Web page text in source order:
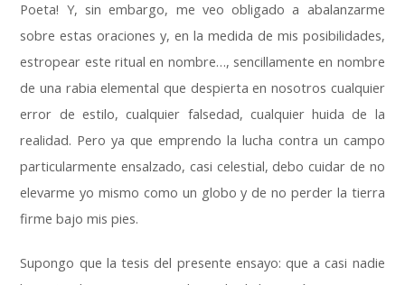
Poeta! Y, sin embargo, me veo obligado a abalanzarme
sobre estas oraciones y,en la medida de mis posibilidades,
estropear este ritual en nombre…, sencillamente en nombre
de una rabia elemental que despierta en nosotros cualquier
error de estilo,cualquier falsedad, cualquier huida de la
realidad. Pero ya que emprendo la lucha contra un campo
particularmente ensalzado, casi celestial, debo cuidar de no
elevarme yo mismo como un globo y de no perder la tierra
firme bajo mis pies.
Supongo que la tesis del presente ensayo: que a casi nadie